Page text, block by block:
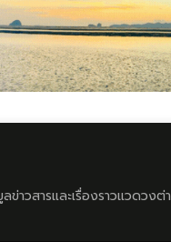
ข่าวสารและเรื่องราวแวดวงต่